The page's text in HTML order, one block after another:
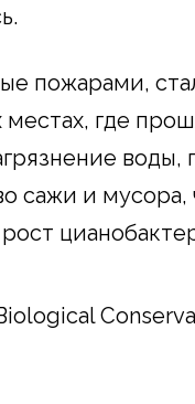
пожарами,
где
воды,
сажи и мусора,